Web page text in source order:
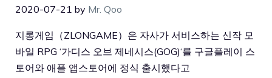
2020-07-21 by Mr. Qoo
지롱게임（ZLONGAME）은 자사가 서비스하는 신작 모
바일 RPG ‘가디스 오브 제네시스(GOG)‘를 구글플레이 스
토어와 애플 앱스토어에 정식 출시했다고